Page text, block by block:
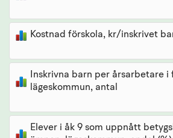
Kostnad förskola, kr/inskrivet
Inskrivna barn per årsarbetare i
lägeskommun, antal
Elever i åk 9 som uppnått